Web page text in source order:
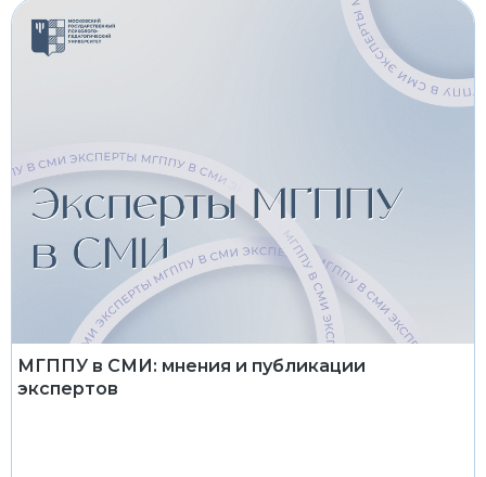
МГППУ в СМИ: мнения и публикации
экспертов